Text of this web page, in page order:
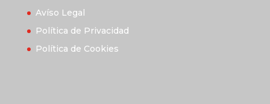
Avíso Legal
Política de Privacidad
Política de Cookies